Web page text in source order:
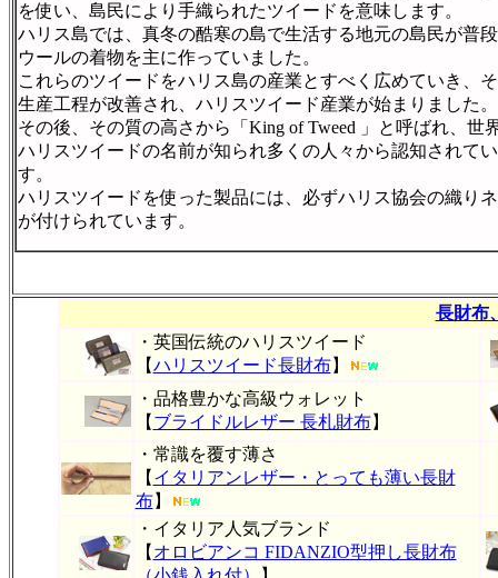
を使い、島民により手織られたツイードを意味します。
ハリス島では、真冬の酷寒の島で生活する地元の島民が普
ウールの着物を主に作っていました。
これらのツイードをハリス島の産業とすべく広めていき、
生産工程が改善され、ハリスツイード産業が始まりました。
その後、その質の高さから「King of Tweed 」と呼ばれ、世
ハリスツイードの名前が知られ多くの人々から認知されて
す。
ハリスツイードを使った製品には、必ずハリス協会の織り
が付けられています。
長財布
・英国伝統のハリスツイード
【ハリスツイード長財布】
・品格豊かな高級ウォレット
【 ブライドルレザー 長札財布】
・常識を覆す薄さ
【 イタリアンレザー・とっても薄い長財
布】
・イタリア人気ブランド
【 オロビアンコ FIDANZIO型押し長財布